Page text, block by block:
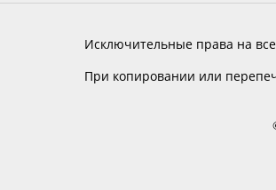
Исключительные права на
При копировании или